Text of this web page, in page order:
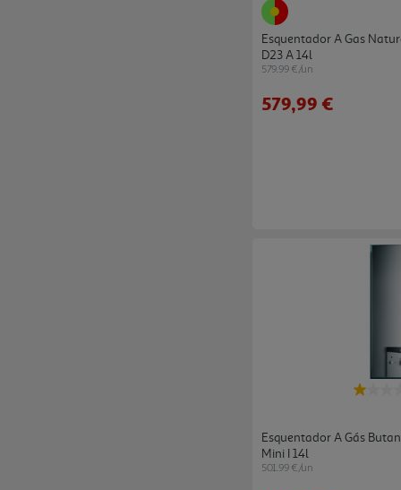
Esquentador A Gas
D23 A 14l
579.99 €/un
579,99 €
Esquentador A Gás
Mini I 14l
501.99 €/un